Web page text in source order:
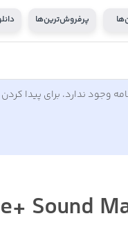
پرفروش‌ترین‌ها
وجود ندارد. برای پیدا
Sound